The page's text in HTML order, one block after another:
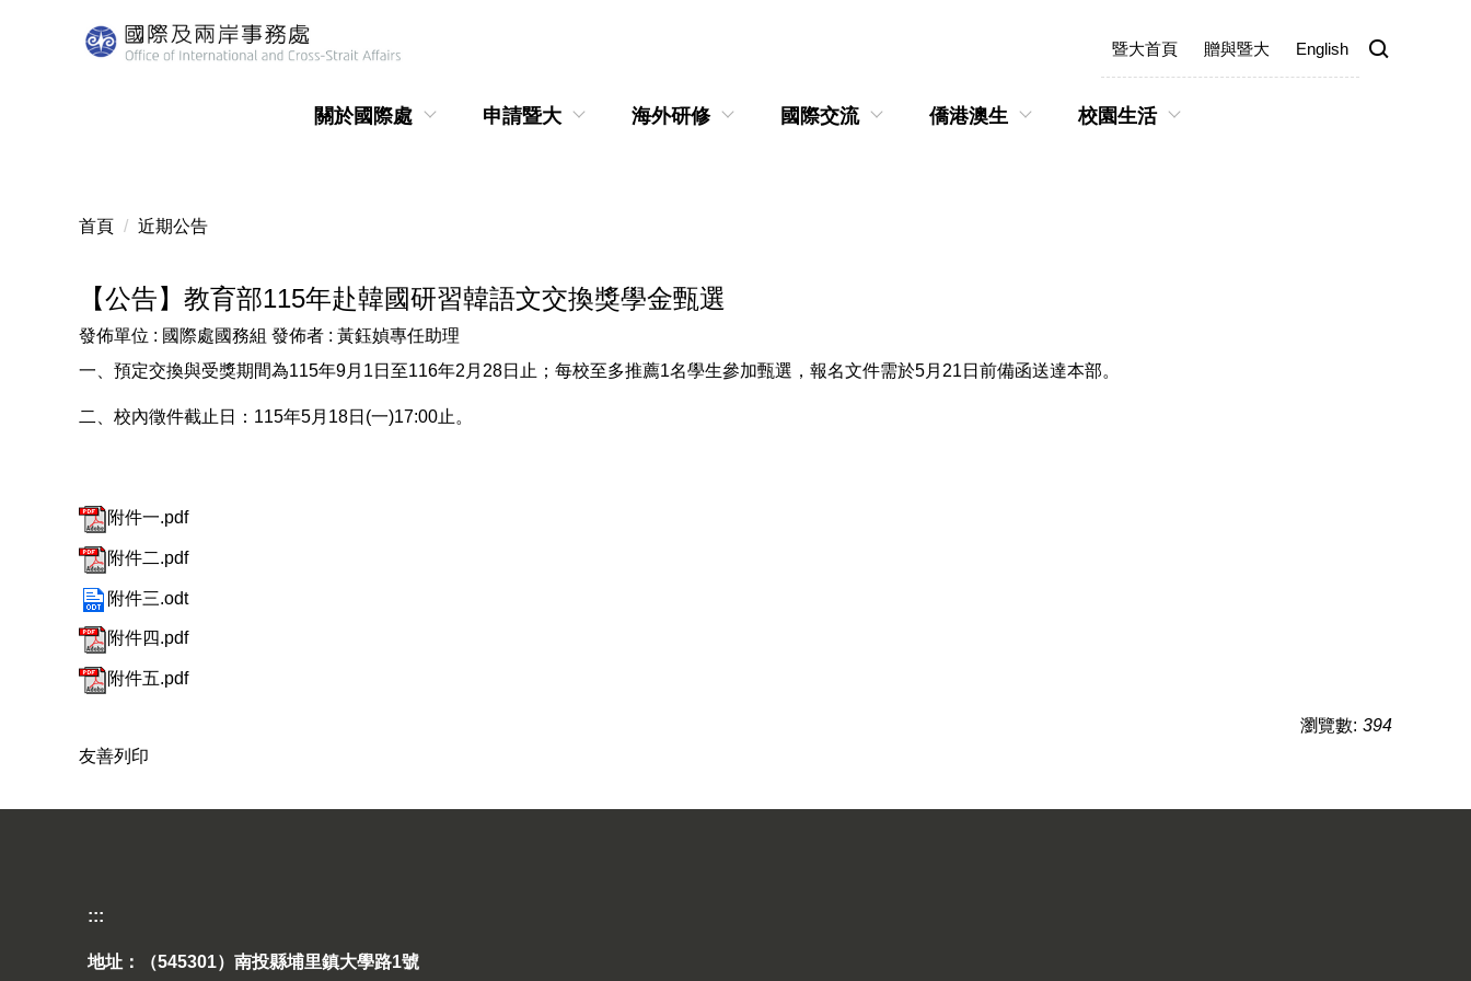
暨大首頁 贈與暨大 English
關於國際處 申請暨大 海外研修 國際交流 僑港澳生 校園生活
首頁 近期公告
【公告】教育部115年赴韓國研習韓語文交換獎學金甄選
發佈單位 : 國際處國務組 發佈者 : 黃鈺媜專任助理
一、預定交換與受獎期間為115年9月1日至116年2月28日止；每校至多推薦1名學生參加甄選，報名文件需於5月21日前備函送達本部。
二、校內徵件截止日：115年5月18日(一)17:00止。
附件一.pdf
附件二.pdf
附件三.odt
附件四.pdf
附件五.pdf
瀏覽數: 394
友善列印
:::
地址：（545301）南投縣埔里鎮大學路1號